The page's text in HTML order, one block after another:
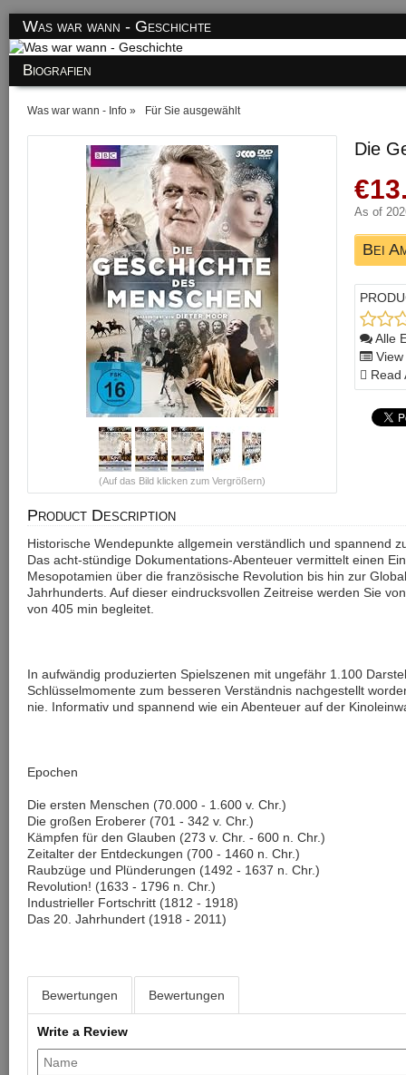
Was war wann - Geschichte
Biografien
Was war wann - Info Für Sie ausgewählt
(Auf das Bild klicken zum Vergrößern)
Die
As of
Bei
Alle
Read
Product Description
Historische Wendepunkte allgemein verständlich und spannend
Das acht-stündige Dokumentations-Abenteuer vermittelt einen
Mesopotamien über die französische Revolution bis hin zur
Jahrhunderts. Auf dieser eindrucksvollen Zeitreise werden Sie
von 405 min begleitet.
In aufwändig produzierten Spielszenen mit ungefähr 1.100
Schlüsselmomente zum besseren Verständnis nachgestellt
nie. Informativ und spannend wie ein Abenteuer auf der
Epochen
Die ersten Menschen (70.000 - 1.600 v. Chr.)
Die großen Eroberer (701 - 342 v. Chr.)
Kämpfen für den Glauben (273 v. Chr. - 600 n. Chr.)
Zeitalter der Entdeckungen (700 - 1460 n. Chr.)
Raubzüge und Plünderungen (1492 - 1637 n. Chr.)
Revolution! (1633 - 1796 n. Chr.)
Industrieller Fortschritt (1812 - 1918)
Das 20. Jahrhundert (1918 - 2011)
Bewertungen Bewertungen
Write a Review